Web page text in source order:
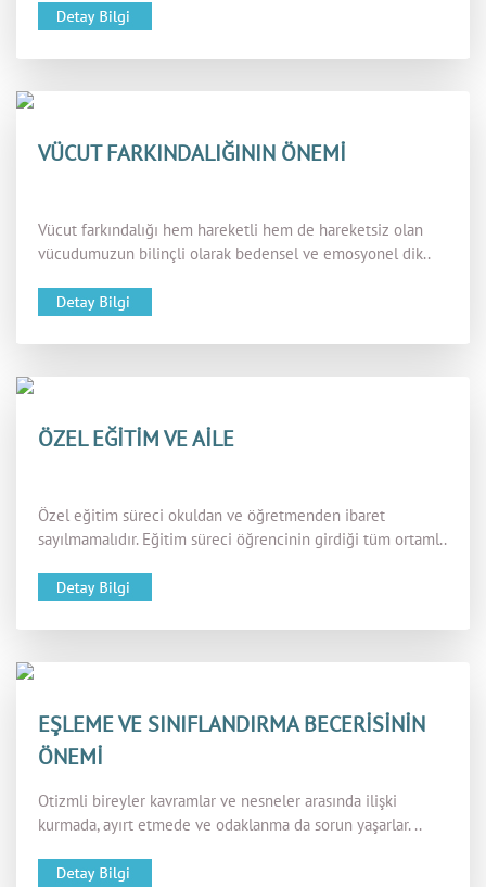
VÜCUT FARKINDALIĞININ ÖNEMİ
Vücut farkındalığı hem hareketli hem de hareketsiz olan
vücudumuzun bilinçli olarak bedensel ve emosyonel dik..
ÖZEL EĞİTİM VE AİLE
Özel eğitim süreci okuldan ve öğretmenden ibaret
sayılmamalıdır. Eğitim süreci öğrencinin girdiği tüm ortaml..
EŞLEME VE SINIFLANDIRMA BECERİSİNİN
ÖNEMİ
Otizmli bireyler kavramlar ve nesneler arasında ilişki
kurmada, ayırt etmede ve odaklanma da sorun yaşarlar. ..